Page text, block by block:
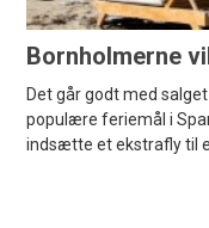
Bornholmerne
Det går godt med
populære feriemål i
indsætte et ekstrafly til